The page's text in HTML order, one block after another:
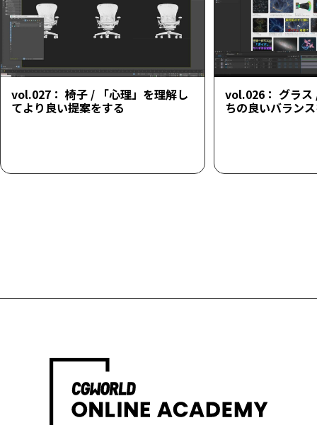
vol.027： 椅子 / 「心理」を理解し
てより良い提案をする
vol.026： グラス
ちの良いバラン